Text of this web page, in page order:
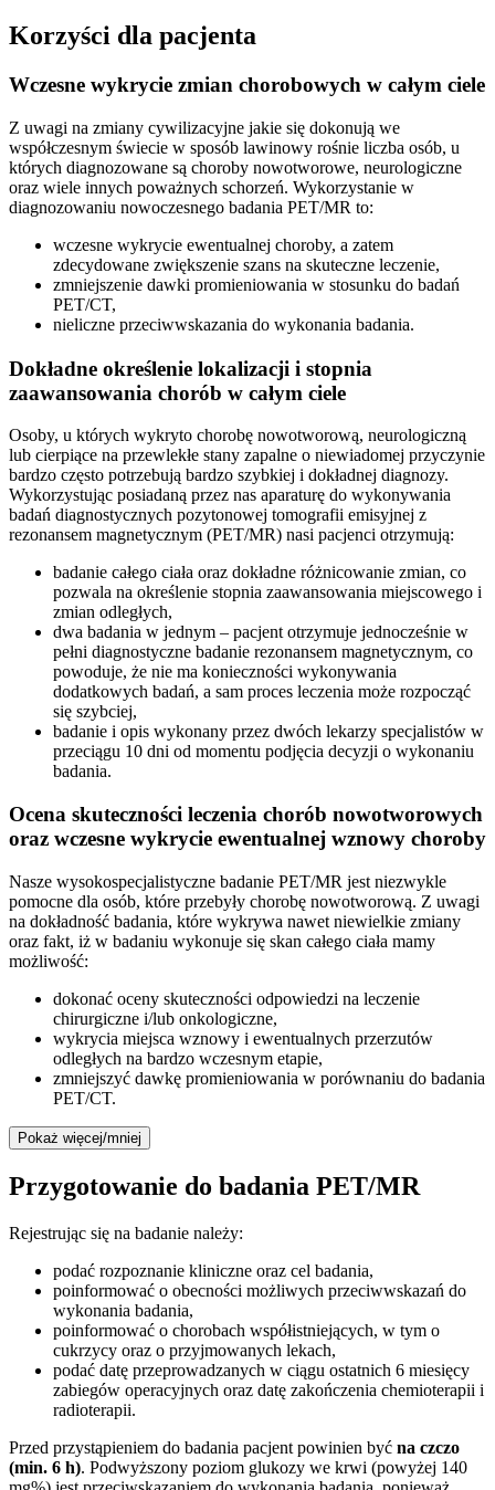
Korzyści dla pacjenta
Wczesne wykrycie zmian chorobowych w całym ciele
Z uwagi na zmiany cywilizacyjne jakie się dokonują we
współczesnym świecie w sposób lawinowy rośnie liczba osób, u
których diagnozowane są choroby nowotworowe, neurologiczne
oraz wiele innych poważnych schorzeń. Wykorzystanie w
diagnozowaniu nowoczesnego badania PET/MR to:
wczesne wykrycie ewentualnej choroby, a zatem
zdecydowane zwiększenie szans na skuteczne leczenie,
zmniejszenie dawki promieniowania w stosunku do badań
PET/CT,
nieliczne przeciwwskazania do wykonania badania.
Dokładne określenie lokalizacji i stopnia
zaawansowania chorób w całym ciele
Osoby, u których wykryto chorobę nowotworową, neurologiczną
lub cierpiące na przewlekłe stany zapalne o niewiadomej przyczynie
bardzo często potrzebują bardzo szybkiej i dokładnej diagnozy.
Wykorzystując posiadaną przez nas aparaturę do wykonywania
badań diagnostycznych pozytonowej tomografii emisyjnej z
rezonansem magnetycznym (PET/MR) nasi pacjenci otrzymują:
badanie całego ciała oraz dokładne różnicowanie zmian, co
pozwala na określenie stopnia zaawansowania miejscowego i
zmian odległych,
dwa badania w jednym – pacjent otrzymuje jednocześnie w
pełni diagnostyczne badanie rezonansem magnetycznym, co
powoduje, że nie ma konieczności wykonywania
dodatkowych badań, a sam proces leczenia może rozpocząć
się szybciej,
badanie i opis wykonany przez dwóch lekarzy specjalistów w
przeciągu 10 dni od momentu podjęcia decyzji o wykonaniu
badania.
Ocena skuteczności leczenia chorób nowotworowych
oraz wczesne wykrycie ewentualnej wznowy choroby
Nasze wysokospecjalistyczne badanie PET/MR jest niezwykle
pomocne dla osób, które przebyły chorobę nowotworową. Z uwagi
na dokładność badania, które wykrywa nawet niewielkie zmiany
oraz fakt, iż w badaniu wykonuje się skan całego ciała mamy
możliwość:
dokonać oceny skuteczności odpowiedzi na leczenie
chirurgiczne i/lub onkologiczne,
wykrycia miejsca wznowy i ewentualnych przerzutów
odległych na bardzo wczesnym etapie,
zmniejszyć dawkę promieniowania w porównaniu do badania
PET/CT.
Pokaż więcej/mniej
Przygotowanie do badania PET/MR
Rejestrując się na badanie należy:
podać rozpoznanie kliniczne oraz cel badania,
poinformować o obecności możliwych przeciwwskazań do
wykonania badania,
poinformować o chorobach współistniejących, w tym o
cukrzycy oraz o przyjmowanych lekach,
podać datę przeprowadzanych w ciągu ostatnich 6 miesięcy
zabiegów operacyjnych oraz datę zakończenia chemioterapii i
radioterapii.
Przed przystąpieniem do badania pacjent powinien być na czczo
(min. 6 h). Podwyższony poziom glukozy we krwi (powyżej 140